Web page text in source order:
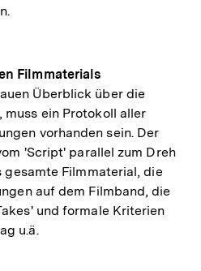
Filmmaterials
Überblick über die
ein Protokoll aller
vorhanden sein. Der
'Script' parallel zum Dreh
Filmmaterial, die
auf dem Filmband, die
und formale Kriterien
u.ä.